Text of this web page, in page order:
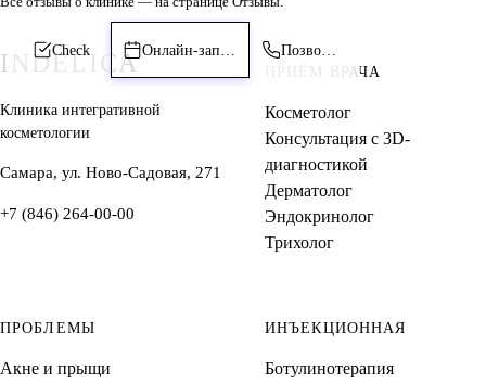
Check Позвонить
INDELICA
Клиника интегративной
косметологии
Самара, ул. Ново-Садовая, 271
+7 (846) 264-00-00
ПРИЁМ ВРАЧА
Косметолог
Консультация с 3D-
диагностикой
Дерматолог
Эндокринолог
Трихолог
ПРОБЛЕМЫ
Акне и прыщи
ИНЪЕКЦИОННАЯ
Ботулинотерапия